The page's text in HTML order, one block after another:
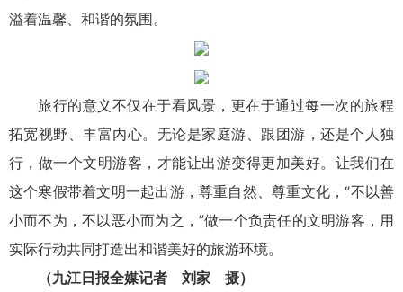
溢着温馨、和谐的氛围。
旅行的意义不仅在于看风景，更在于通过每一次的旅程
拓宽视野、丰富内心。无论是家庭游、跟团游，还是个人独
行，做一个文明游客，才能让出游变得更加美好。让我们在
这个寒假带着文明一起出游，尊重自然、尊重文化，“不以善
小而不为，不以恶小而为之，”做一个负责任的文明游客，用
实际行动共同打造出和谐美好的旅游环境。
（九江日报全媒记者 刘家 摄）